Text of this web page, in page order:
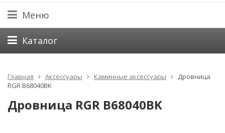
Меню
Каталог
Главная Аксессуары Каминные аксессуары
Дровница
RGR B68040BK
Дровница RGR B68040BK